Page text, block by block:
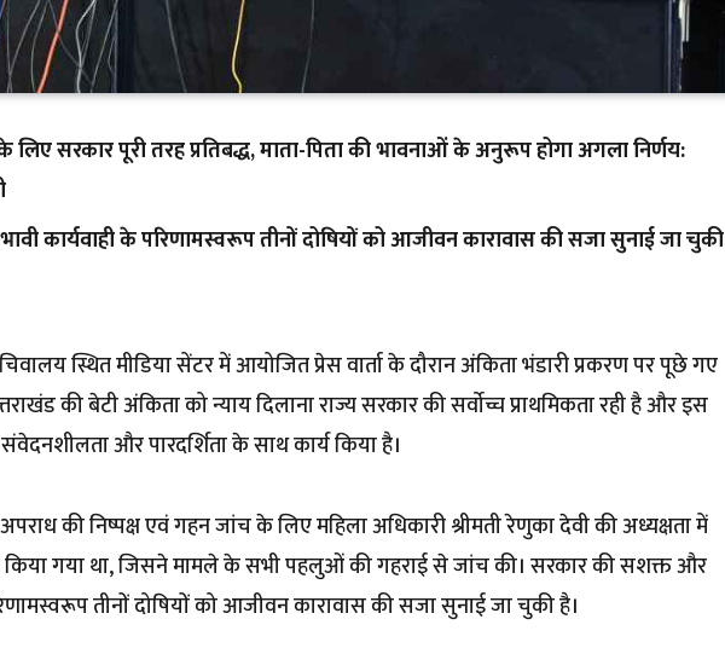
लिए सरकार पूरी तरह प्रतिबद्ध, माता-पिता की भावनाओं के अनुरूप होगा अगला निर्णय:
कार्यवाही के परिणामस्वरूप तीनों दोषियों को आजीवन कारावास की सजा सुनाई जा चुकी
स्थित मीडिया सेंटर में आयोजित प्रेस वार्ता के दौरान अंकिता भंडारी प्रकरण पर पूछे गए
की बेटी अंकिता को न्याय दिलाना राज्य सरकार की सर्वाेच्च प्राथमिकता रही है और इस
और पारदर्शिता के साथ कार्य किया है।
की निष्पक्ष एवं गहन जांच के लिए महिला अधिकारी श्रीमती रेणुका देवी की अध्यक्षता में
गया था, जिसने मामले के सभी पहलुओं की गहराई से जांच की। सरकार की सशक्त और
तीनों दोषियों को आजीवन कारावास की सजा सुनाई जा चुकी है।